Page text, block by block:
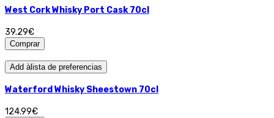
West Cork Whisky Port Cask 70cl
39.29€
Comprar
Add àlista de preferencias
Waterford Whisky Sheestown 70cl
124.99€